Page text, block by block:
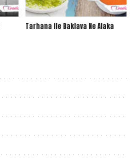
Tarhana ile Baklava Ne Alaka